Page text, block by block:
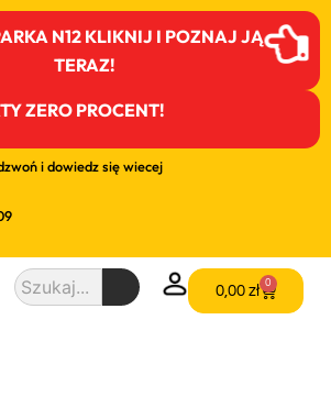
N12 KLIKNIJ I POZNAJ JĄ
TERAZ!
i dowiedz się wiecej
ZERO PROCENT!
0,00zł 0